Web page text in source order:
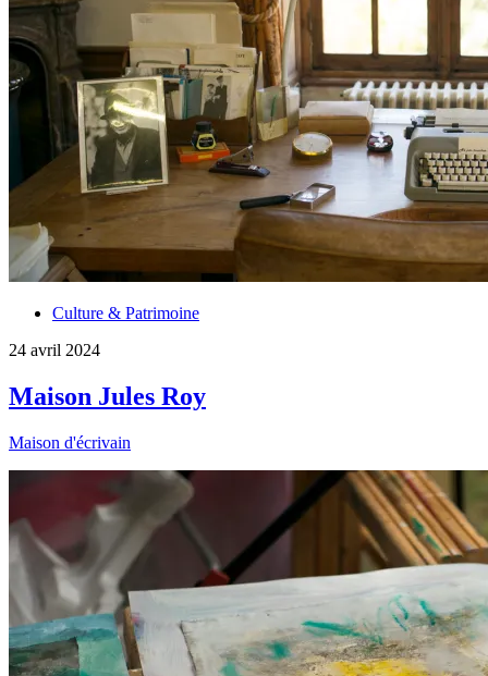
Culture & Patrimoine
24 avril 2024
Maison Jules Roy
Maison d'écrivain